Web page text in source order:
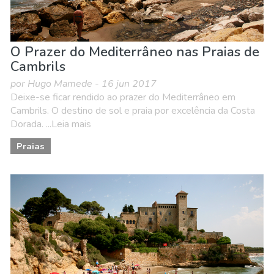
O Prazer do Mediterrâneo nas Praias de
Cambrils
por Hugo Mamede - 16 jun 2017
Deixe-se ficar rendido ao prazer do Mediterrâneo em
Cambrils. O destino de sol e praia por excelência da Costa
Dorada. ...Leia mais
Praias